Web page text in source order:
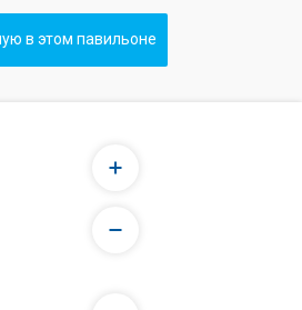
в этом павильоне